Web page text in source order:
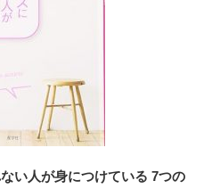
い人が身につけている 7つの